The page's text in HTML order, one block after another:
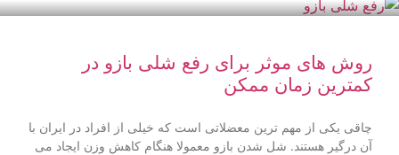
روش های موثر برای رفع شلی بازو در
کمترین زمان ممکن
چاقی یکی از مهم ترین معضلاتی است که خیلی از افراد در ایران با
آن درگیر هستند. شل شدن بازو معمولا هنگام کاهش وزن ایجاد می